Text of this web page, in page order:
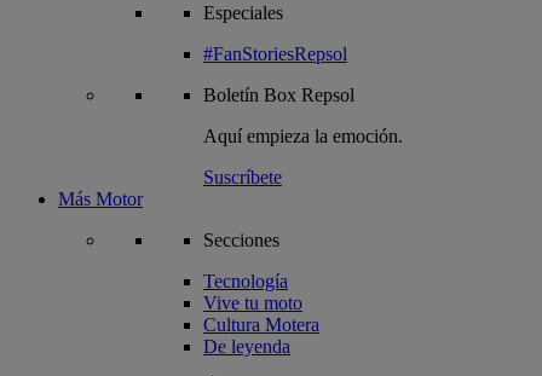
Especiales
#FanStoriesRepsol
Boletín Box Repsol
Aquí empieza la emoción.
Suscríbete
Más Motor
Secciones
Tecnología
Vive tu moto
Cultura Motera
De leyenda